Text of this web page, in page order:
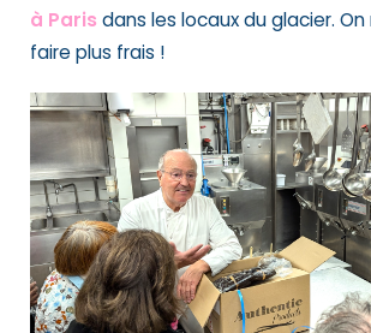
à Paris dans les locaux du glacier.
faire plus frais !